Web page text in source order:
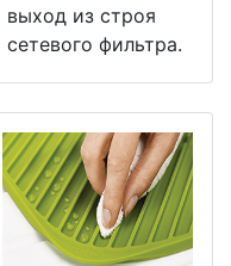
выход из строя
сетевого фильтра.